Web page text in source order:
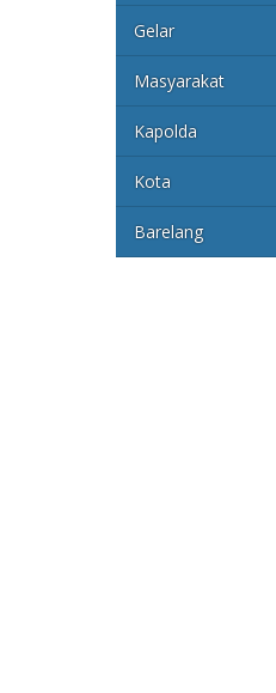
Gelar
Masyarakat
Kapolda
Kota
Barelang